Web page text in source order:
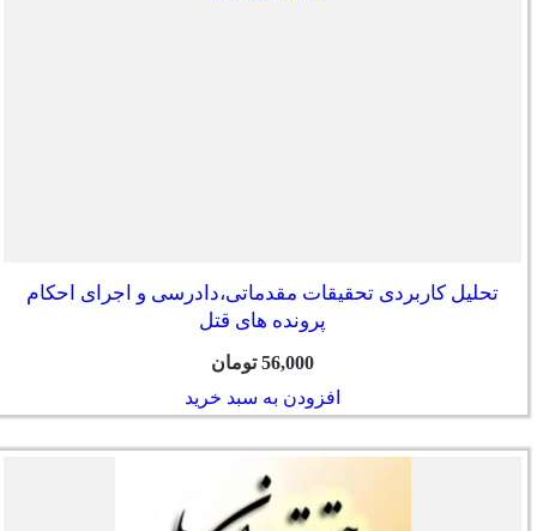
تحلیل کاربردی تحقیقات مقدماتی،دادرسی و اجرای احکام
پرونده های قتل
56,000 تومان
افزودن به سبد خرید